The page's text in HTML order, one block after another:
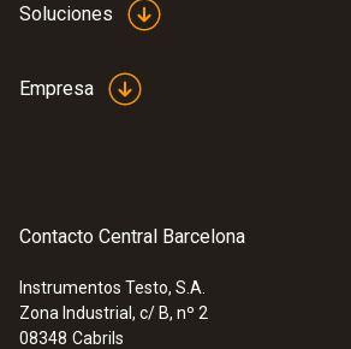
Soluciones
Empresa
Contacto Central Barcelona
Instrumentos Testo, S.A.
Zona Industrial, c/ B, nº 2
08348 Cabrils